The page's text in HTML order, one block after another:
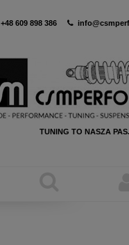
+48 609 898 386
TUNING TO NASZA